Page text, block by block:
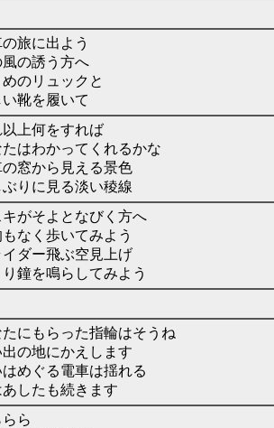
旅に出よう
の誘う方へ
のリュックと
い靴を履いて
以上何をすれば
たはわかってくれるかな
の窓から見える景色
ぶりに見る淡い稜線
キがそよとなびく方へ
もなく歩いてみよう
イダー飛ぶ空見上げ
鐘を鳴らしてみよう
たにもらった指輪はそうね
出の地にかえします
はめぐる電車は揺れる
したも続きます
ら